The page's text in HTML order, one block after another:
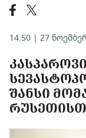
14:50 | 27
ᲨᲐᲜᲡᲘ